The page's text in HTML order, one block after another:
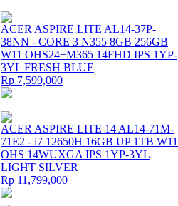
ACER ASPIRE LITE AL14-37P-
38NN - CORE 3 N355 8GB 256GB
W11 OHS24+M365 14FHD IPS 1YP-
3YL FRESH BLUE
Rp 7,599,000
ACER ASPIRE LITE 14 AL14-71M-
71E2 - i7 12650H 16GB UP 1TB W11
OHS 14WUXGA IPS 1YP-3YL
LIGHT SILVER
Rp 11,799,000